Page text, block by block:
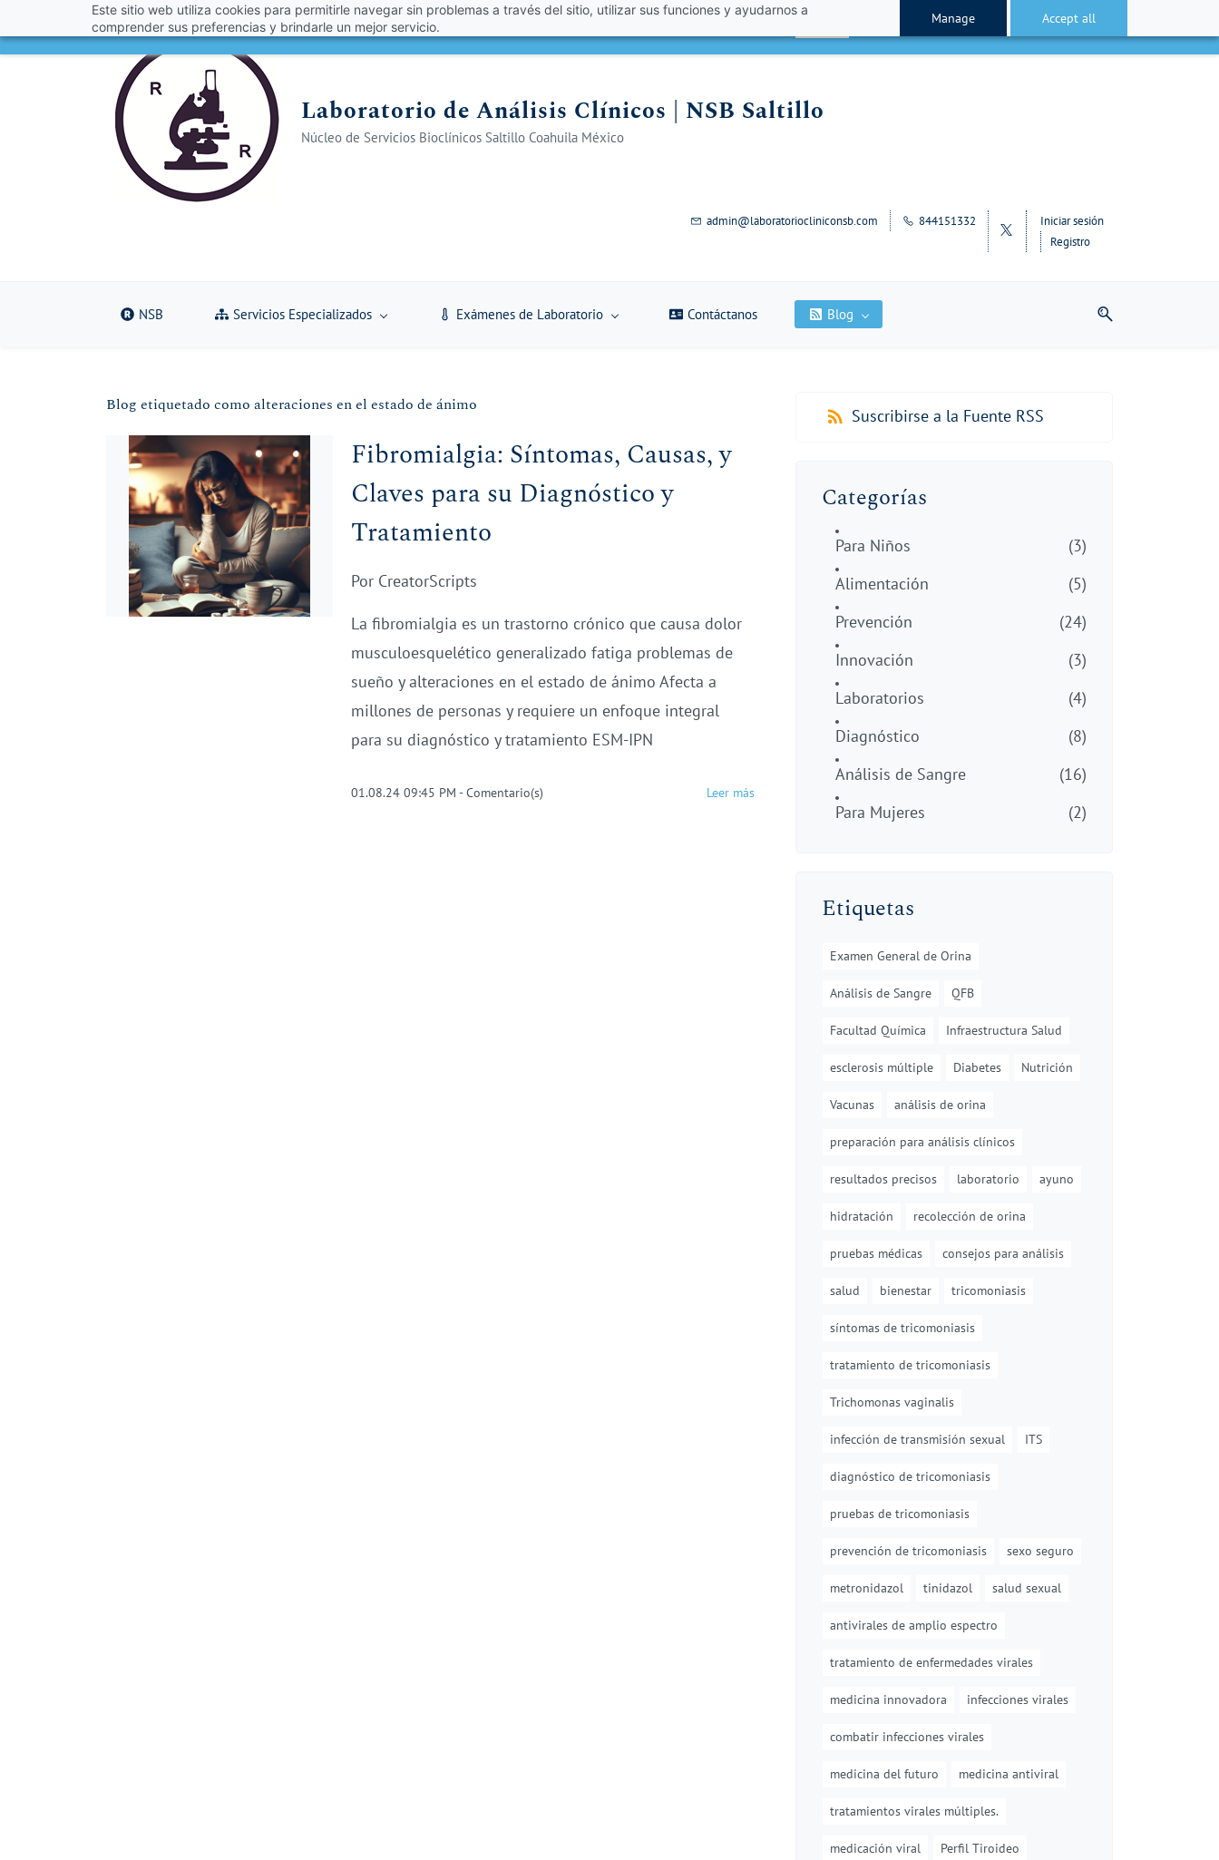
Este sitio web utiliza cookies para permitirle navegar sin problemas a través del sitio, utilizar sus funciones y ayudarnos a
comprender sus preferencias y brindarle un mejor servicio.
Manage Accept all
to
to
Laboratorio de Análisis Clínicos | NSB Saltillo
Núcleo de Servicios Bioclínicos Saltillo Coahuila México
admin@laboratoriocliniconsb.com 844151332
Iniciar sesión
Registro
NSB Servicios Especializados Exámenes de Laboratorio Contáctanos Blog
Blog etiquetado como alteraciones en el estado de ánimo
Fibromialgia: Síntomas, Causas, y
Claves para su Diagnóstico y
Tratamiento
Por CreatorScripts
La fibromialgia es un trastorno crónico que causa dolor
musculoesquelético generalizado fatiga problemas de
sueño y alteraciones en el estado de ánimo Afecta a
millones de personas y requiere un enfoque integral
para su diagnóstico y tratamiento ESM-IPN
01.08.24 09:45 PM-Comentario(s) Leer más
Suscribirse a la Fuente RSS
Categorías
Para Niños
(3)
Alimentación
(5)
Prevención
(24)
Innovación
(3)
Laboratorios
(4)
Diagnóstico
(8)
Análisis de Sangre
(16)
Para Mujeres
(2)
Etiquetas
Examen General de Orina
Análisis de Sangre QFB
Facultad Química Infraestructura Salud
esclerosis múltiple Diabetes Nutrición
Vacunas análisis de orina
preparación para análisis clínicos
resultados precisos laboratorio ayuno
hidratación recolección de orina
pruebas médicas consejos para análisis
salud bienestar tricomoniasis
síntomas de tricomoniasis
tratamiento de tricomoniasis
Trichomonas vaginalis
infección de transmisión sexual ITS
diagnóstico de tricomoniasis
pruebas de tricomoniasis
prevención de tricomoniasis sexo seguro
metronidazol tinidazol salud sexual
antivirales de amplio espectro
tratamiento de enfermedades virales
medicina innovadora infecciones virales
combatir infecciones virales
medicina del futuro medicina antiviral
tratamientos virales múltiples.
medicación viral Perfil Tiroideo
¡Obtén un 10% de descuento con el código VERANO 2026!